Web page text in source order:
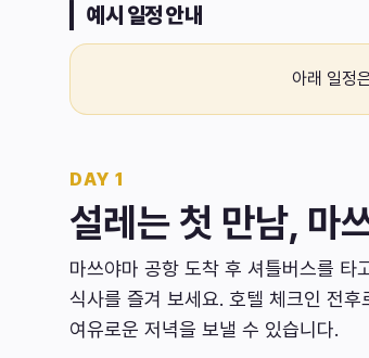
예시 일정 안내
아래 일정
DAY1
설레는 첫 만남, 마
마쓰야마 공항 도착 후 셔틀버스를 타
식사를 즐겨 보세요. 호텔 체크인 전
여유로운 저녁을 보낼 수 있습니다.